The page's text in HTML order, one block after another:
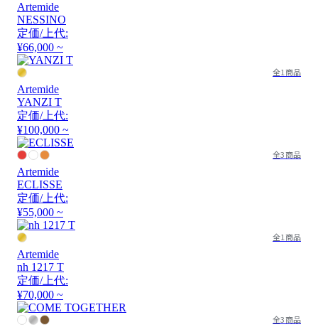
Artemide
NESSINO
定価/上代:
¥66,000 ~
全1商品
Artemide
YANZI T
定価/上代:
¥100,000 ~
全3商品
Artemide
ECLISSE
定価/上代:
¥55,000 ~
全1商品
Artemide
nh 1217 T
定価/上代:
¥70,000 ~
全3商品